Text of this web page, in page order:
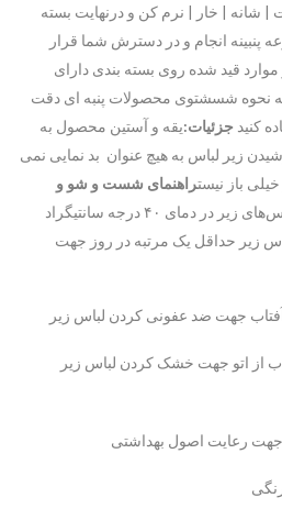
| شانه | خار | نرم کن و درنهایت بسته
پنبینه انجام و در دسترش شما قرار
قید شده روی بسته بندی دارای
نحوه شسشتوی محصولات پنبه ای دقت
کنید جزئیات:یقه و آستین محصول به
زیر لباس به هیچ عنوان بد نمایی نمی
باز نیستراهنمای شست و شو و
شستشوی لباس‌های زیر در دمای ۴۰ درجه سانتیگراد
زیر حداقل یک مرتبه در روز جهت
جهت ضد عفونی کردن لباس زیر
از اتو جهت خشک کردن لباس زیر
جهت رعایت اصول بهداشتی